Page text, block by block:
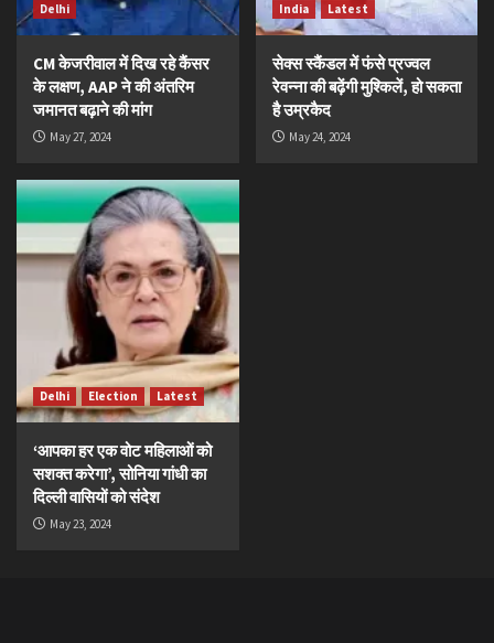
Delhi
CM केजरीवाल में दिख रहे कैंसर
के लक्षण, AAP ने की अंतरिम
जमानत बढ़ाने की मांग
May 27, 2024
India Latest
सेक्स स्कैंडल में फंसे प्रज्वल
रेवन्ना की बढ़ेंगी मुश्किलें, हो सकता
है उम्रकैद
May 24, 2024
Delhi Election Latest
‘आपका हर एक वोट महिलाओं को
सशक्त करेगा’, सोनिया गांधी का
दिल्ली वासियों को संदेश
May 23, 2024